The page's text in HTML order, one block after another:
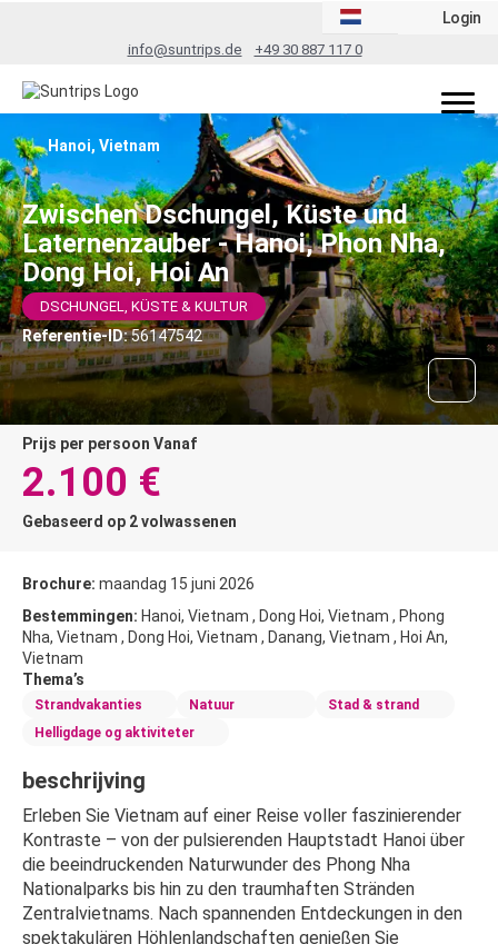
info@suntrips.de +49 30 887 117 0
Login
Zwischen Dschungel, Küste und
Laternenzauber - Hanoi, Phon Nha,
Dong Hoi, Hoi An
DSCHUNGEL, KÜSTE & KULTUR
Referentie-ID:56147542
Hanoi, Vietnam
prijs per persoon Vanaf
2.100 €
Gebaseerd op 2 volwassenen
Brochure: maandag 15 juni 2026
Bestemmingen: Hanoi, Vietnam , Dong Hoi, Vietnam , Phong
Nha, Vietnam , Dong Hoi, Vietnam , Danang, Vietnam , Hoi An,
Vietnam
Thema’s
Strandvakanties Natuur
Stad & strand
Helligdage og aktiviteter
beschrijving
Erleben Sie Vietnam auf einer Reise voller faszinierender
Kontraste – von der pulsierenden Hauptstadt Hanoi über
die beeindruckenden Naturwunder des Phong Nha
Nationalparks bis hin zu den traumhaften Stränden
Zentralvietnams. Nach spannenden Entdeckungen in den
spektakulären Höhlenlandschaften genießen Sie